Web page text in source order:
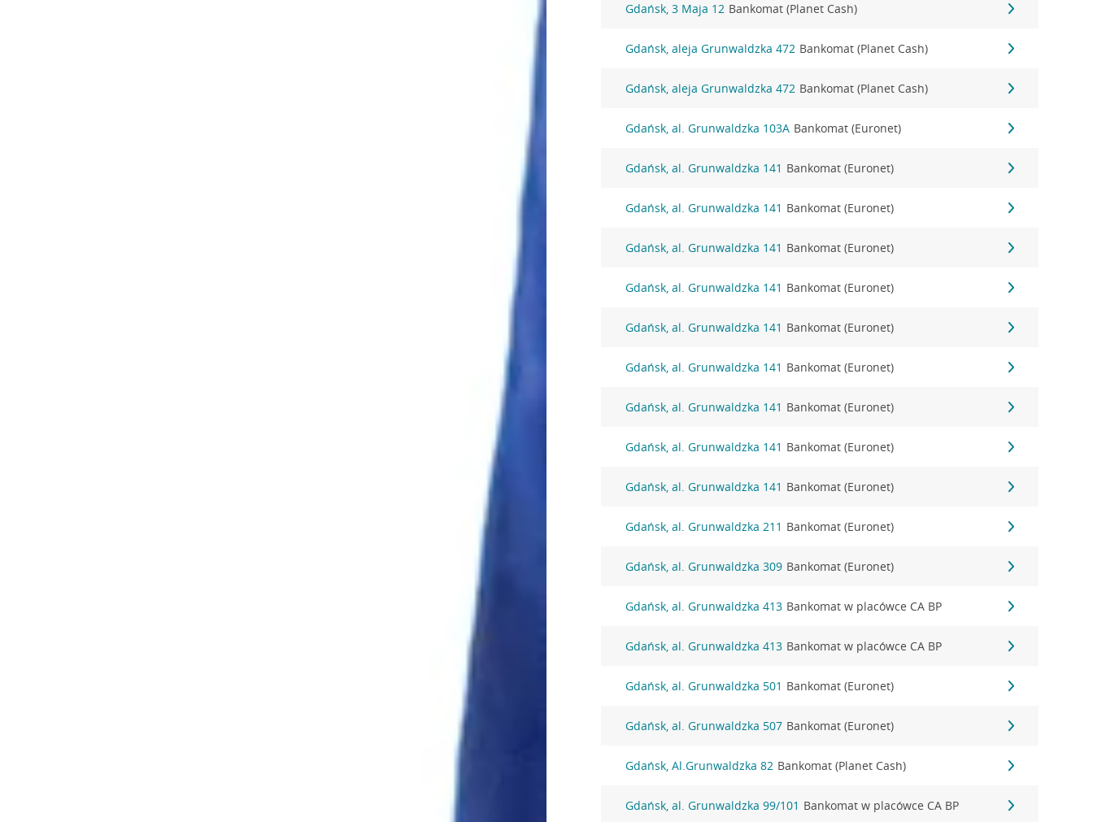
Gdańsk, 3 Maja 12 Bankomat (Planet Cash)
Gdańsk, aleja Grunwaldzka 472 Bankomat (Planet Cash)
Gdańsk, aleja Grunwaldzka 472 Bankomat (Planet Cash)
Gdańsk, al. Grunwaldzka 103A Bankomat (Euronet)
Gdańsk, al. Grunwaldzka 141 Bankomat (Euronet)
Gdańsk, al. Grunwaldzka 141 Bankomat (Euronet)
Gdańsk, al. Grunwaldzka 141 Bankomat (Euronet)
Gdańsk, al. Grunwaldzka 141 Bankomat (Euronet)
Gdańsk, al. Grunwaldzka 141 Bankomat (Euronet)
Gdańsk, al. Grunwaldzka 141 Bankomat (Euronet)
Gdańsk, al. Grunwaldzka 141 Bankomat (Euronet)
Gdańsk, al. Grunwaldzka 141 Bankomat (Euronet)
Gdańsk, al. Grunwaldzka 141 Bankomat (Euronet)
Gdańsk, al. Grunwaldzka 211 Bankomat (Euronet)
Gdańsk, al. Grunwaldzka 309 Bankomat (Euronet)
Gdańsk, al. Grunwaldzka 413 Bankomat w placówce CA BP
Gdańsk, al. Grunwaldzka 413 Bankomat w placówce CA BP
Gdańsk, al. Grunwaldzka 501 Bankomat (Euronet)
Gdańsk, al. Grunwaldzka 507 Bankomat (Euronet)
Gdańsk, Al.Grunwaldzka 82 Bankomat (Planet Cash)
Gdańsk, al. Grunwaldzka 99/101 Bankomat w placówce CA BP